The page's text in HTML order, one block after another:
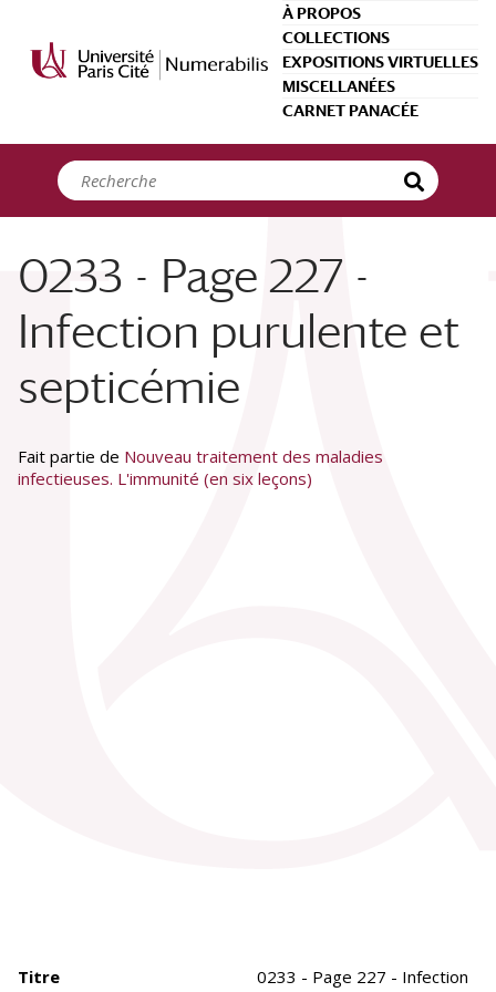
À PROPOS
COLLECTIONS
EXPOSITIONS VIRTUELLES
MISCELLANÉES
CARNET PANACÉE
0233 - Page 227 -
Infection purulente et
septicémie
Fait partie de Nouveau traitement des maladies
infectieuses. L'immunité (en six leçons)
Titre
0233 - Page 227 - Infection